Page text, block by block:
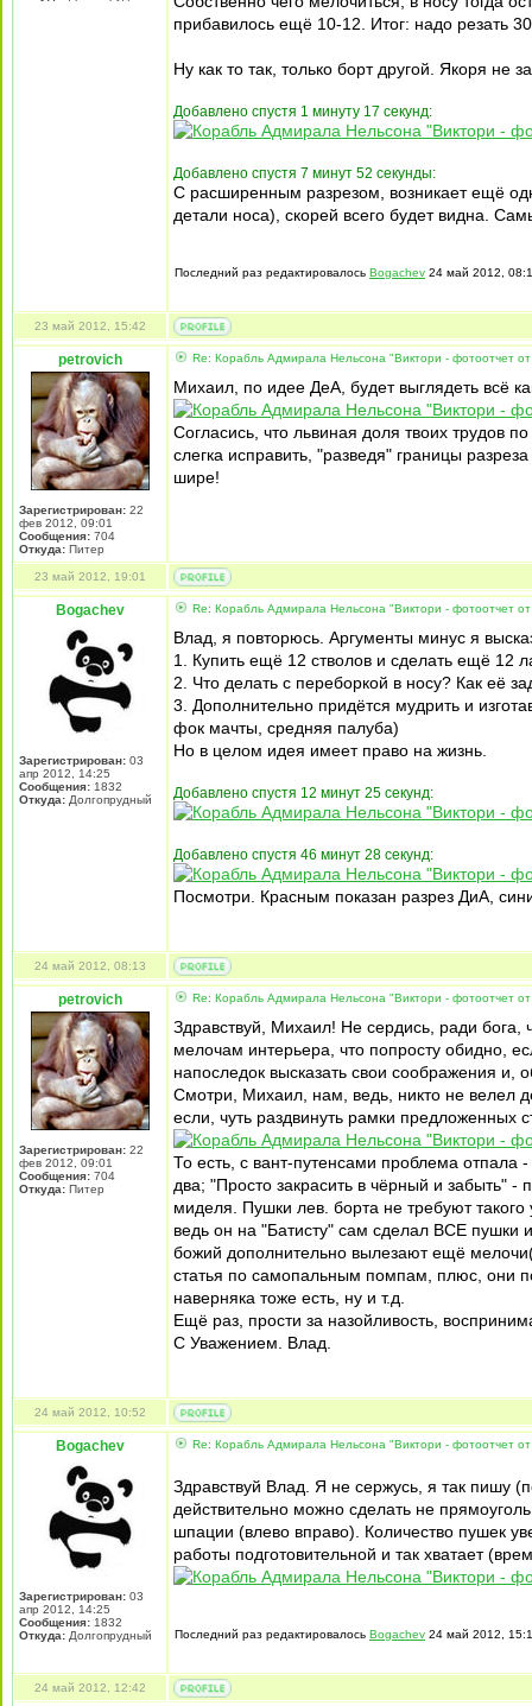
прибавилось ещё 10-12. Итог: надо резать
Ну как то так, только борт другой. Якоря не
Добавлено спустя 1 минуту 17 секунд:
Добавлено спустя 7 минут 52 секунды:
С расширенным разрезом, возникает ещё
детали носа), скорей всего будет видна.
Последний раз редактировалось Bogachev 24 май 2012,
23 май 2012, 15:42
petrovich
Зарегистрирован: 22
фев 2012, 09:01
Сообщения: 704
Откуда: Питер
Re: Корабль Адмирала Нельсона "Виктори - фотоотчет
Михаил, по идее ДеА, будет выглядеть всё
Согласись, что львиная доля твоих трудов
слегка исправить, "разведя" границы
шире!
23 май 2012, 19:01
Bogachev
Зарегистрирован: 03
апр 2012, 14:25
Сообщения: 1832
Откуда: Долгопрудный
Re: Корабль Адмирала Нельсона "Виктори - фотоотчет
Влад, я повторюсь. Аргументы минус я
1. Купить ещё 12 стволов и сделать ещё 12
2. Что делать с переборкой в носу? Как её
3. Дополнительно придётся мудрить и
фок мачты, средняя палуба)
Но в целом идея имеет право на жизнь.
Добавлено спустя 12 минут 25 секунд:
Добавлено спустя 46 минут 28 секунд:
Посмотри. Красным показан разрез ДиА,
24 май 2012, 08:13
petrovich
Зарегистрирован: 22
фев 2012, 09:01
Сообщения: 704
Откуда: Питер
Re: Корабль Адмирала Нельсона "Виктори - фотоотчет
Здравствуй, Михаил! Не сердись, ради
мелочам интерьера, что попросту обидно,
напоследок высказать свои соображения
Смотри, Михаил, нам, ведь, никто не велел
если, чуть раздвинуть рамки предложенных
То есть, с вант-путенсами проблема отпала
два; "Просто закрасить в чёрный и забыть"
миделя. Пушки лев. борта не требуют
ведь он на "Батисту" сам сделал ВСЕ пушки
божий дополнительно вылезают ещё
статья по самопальным помпам, плюс, они
наверняка тоже есть, ну и т.д.
Ещё раз, прости за назойливость,
С Уважением. Влад.
24 май 2012, 10:52
Bogachev
Зарегистрирован: 03
апр 2012, 14:25
Сообщения: 1832
Откуда: Долгопрудный
Re: Корабль Адмирала Нельсона "Виктори - фотоотчет
Здравствуй Влад. Я не сержусь, я так пишу
действительно можно сделать не
шпации (влево вправо). Количество пушек
работы подготовительной и так хватает
Последний раз редактировалось Bogachev 24 май 2012,
24 май 2012, 12:42